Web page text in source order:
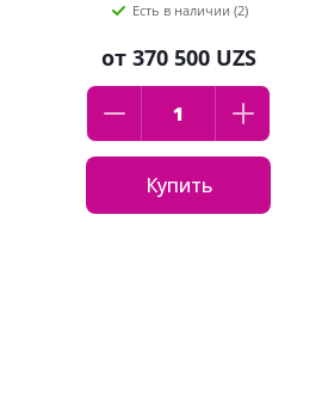
Есть в наличии (2)
от 370 500 UZS
Купить